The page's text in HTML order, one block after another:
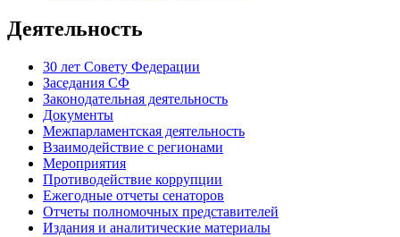
Деятельность
30 лет Совету Федерации
Заседания СФ
Законодательная деятельность
Документы
Межпарламентская деятельность
Взаимодействие с регионами
Мероприятия
Противодействие коррупции
Ежегодные отчеты сенаторов
Отчеты полномочных представителей
Издания и аналитические материалы